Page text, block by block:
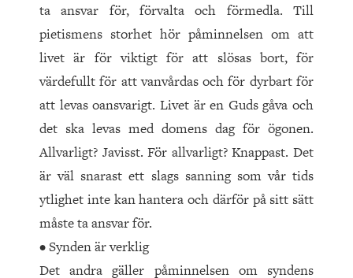
ta ansvar för, förvalta och förmedla. Till
pietismens storhet hör påminnelsen om att
livet är för viktigt för att slösas bort, för
värdefullt för att vanvårdas och för dyrbart för
att levas oansvarigt. Livet är en Guds gåva och
det ska levas med domens dag för ögonen.
Allvarligt? Javisst. För allvarligt? Knappast. Det
är väl snarast ett slags sanning som vår tids
ytlighet inte kan hantera och därför på sitt sätt
måste ta ansvar för.
• Synden är verklig
Det andra gäller påminnelsen om syndens